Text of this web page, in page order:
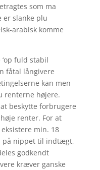
som ma
er slanke plu
arabisk komme
fuld stabil
fåtal långivere
kan men
renterne højere.
beskytte forbrugere
renter. For at
min. 18
på nippet til indtægt,
godkendt
kræver ganske